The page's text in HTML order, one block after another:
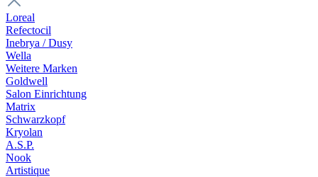
Loreal
Refectocil
Inebrya / Dusy
Wella
Weitere Marken
Goldwell
Salon Einrichtung
Matrix
Schwarzkopf
Kryolan
A.S.P.
Nook
Artistique